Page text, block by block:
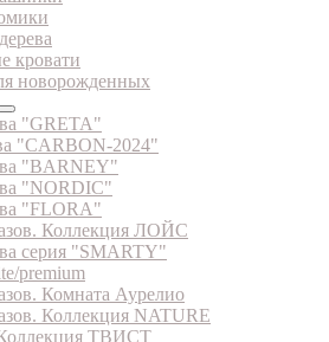
кровати
новорожденных
"GRETA"
"CARBON-2024"
"BARNEY"
"NORDIC"
"FLORA"
Коллекция ЛОЙС
серия "SMARTY"
premium
Комната Аурелио
Коллекция NATURE
ТВИСТ